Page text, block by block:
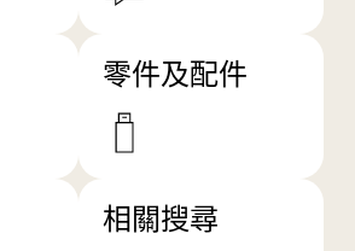
零件及配件
相關搜尋